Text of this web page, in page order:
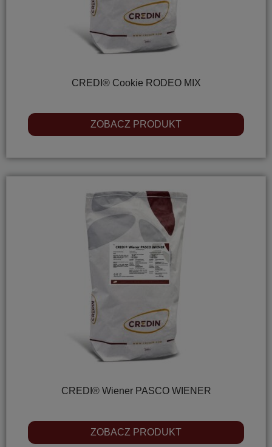
CREDI® Cookie RODEO MIX
ZOBACZ PRODUKT
CREDI® Wiener PASCO WIENER
ZOBACZ PRODUKT